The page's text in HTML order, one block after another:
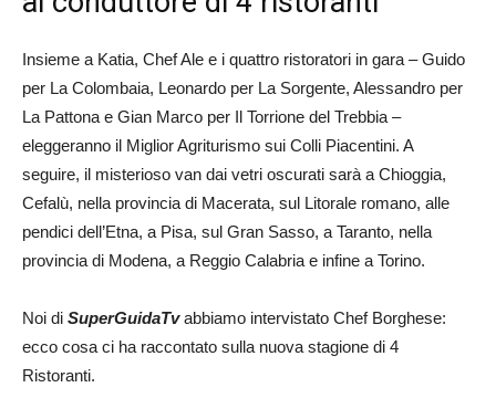
Insieme a Katia, Chef Ale e i quattro ristoratori in gara – Guido
per La Colombaia, Leonardo per La Sorgente, Alessandro per
La Pattona e Gian Marco per Il Torrione del Trebbia –
eleggeranno il Miglior Agriturismo sui Colli Piacentini. A
seguire, il misterioso van dai vetri oscurati sarà a Chioggia,
Cefalù, nella provincia di Macerata, sul Litorale romano, alle
pendici dell’Etna, a Pisa, sul Gran Sasso, a Taranto, nella
provincia di Modena, a Reggio Calabria e infine a Torino.
Noi di SuperGuidaTvabbiamo intervistato Chef Borghese:
ecco cosa ci ha raccontato sulla nuova stagione di 4
Ristoranti.